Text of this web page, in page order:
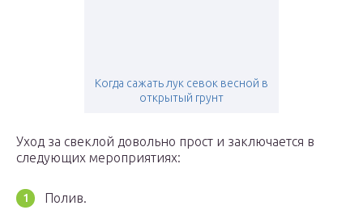
Когда сажать лук севок весной в
открытый грунт
Уход за свеклой довольно прост и заключается в
следующих мероприятиях:
Полив.